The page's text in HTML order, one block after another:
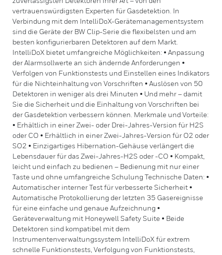
vertrauenswürdigsten Experten für Gasdetektion. In
Verbindung mit dem IntelliDoX-Gerätemanagementsystem
sind die Geräte der BW Clip-Serie die flexibelsten und am
besten konfigurierbaren Detektoren auf dem Markt.
IntelliDoX bietet umfangreiche Möglichkeiten: • Anpassung
der Alarmsollwerte an sich ändernde Anforderungen •
Verfolgen von Funktionstests und Einstellen eines Indikators
für die Nichteinhaltung von Vorschriften • Auslösen von 50
Detektoren in weniger als drei Minuten • Und mehr – damit
Sie die Sicherheit und die Einhaltung von Vorschriften bei
der Gasdetektion verbessern können. Merkmale und Vorteile:
• Erhältlich in einer Zwei- oder Drei-Jahres-Version für H2S
oder CO • Erhältlich in einer Zwei-Jahres-Version für O2 oder
SO2 • Einzigartiges Hibernation-Gehäuse verlängert die
Lebensdauer für das Zwei-Jahres-H2S oder -CO • Kompakt,
leicht und einfach zu bedienen – Bedienung mit nur einer
Taste und ohne umfangreiche Schulung Technische Daten: •
Automatischer interner Test für verbesserte Sicherheit •
Automatische Protokollierung der letzten 35 Gasereignisse
für eine einfache und genaue Aufzeichnung •
Geräteverwaltung mit Honeywell Safety Suite • Beide
Detektoren sind kompatibel mit dem
Instrumentenverwaltungssystem IntelliDoX für extrem
schnelle Funktionstests, Verfolgung von Funktionstests,